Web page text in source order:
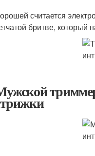
считается
бритве,